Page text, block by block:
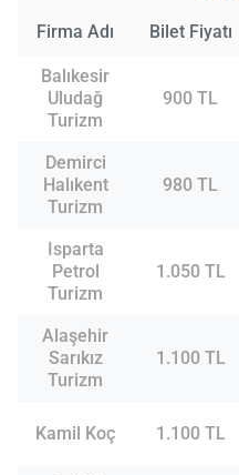
Firma Adı Bilet Fiyatı
Balıkesir
Uludağ
Turizm
900 TL
Demirci
Halıkent
Turizm
980 TL
Isparta
Petrol
Turizm
1.050 TL
Alaşehir
Sarıkız
Turizm
1.100 TL
Kamil Koç 1.100 TL